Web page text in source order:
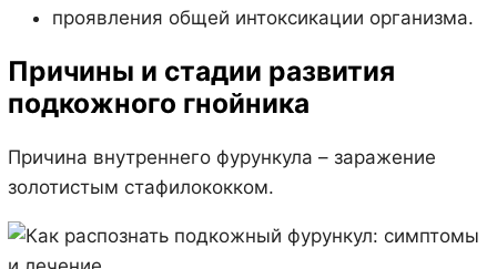
проявления общей интоксикации организма.
Причины и стадии развития
подкожного гнойника
Причина внутреннего фурункула – заражение
золотистым стафилококком.